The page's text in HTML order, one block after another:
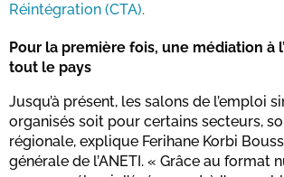
Réintégration (CTA).
Pour la première fois, une médiation à
tout le pays
Jusqu’à présent, les salons de l’emploi
organisés soit pour certains secteurs,
régionale, explique Ferihane Korbi
générale de l’ANETI. « Grâce au format